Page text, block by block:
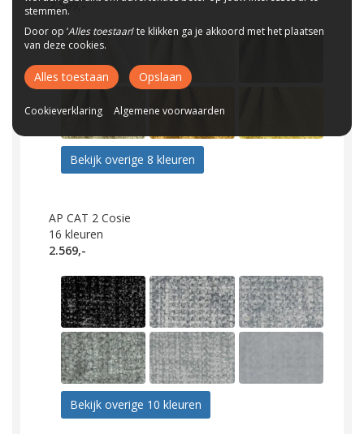
2.569,-
Bekijk overige 8 kleuren
AP CAT 2 Cosie
16 kleuren
2.569,-
Bekijk overige 10 kleuren
stemmen.
Door op ‘Alles toestaan’ te klikken ga je akkoord met het plaatsen
van deze cookies.
Alles toestaan Opslaan
Cookieverklaring Algemene voorwaarden